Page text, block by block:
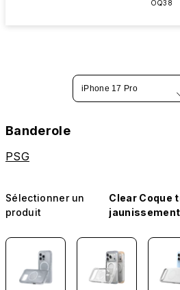
OQ38
iPhone 17 Pro
Banderole
PSG
Sélectionner un
produit
Clear Coque
jaunissement